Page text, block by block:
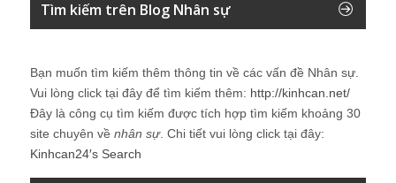
Tìm kiếm trên Blog Nhân sự
Bạn muốn tìm kiếm thêm thông tin về các vấn đề Nhân sự
Vui lòng click tại đây để tìm kiếm thêm: http://kinhcan.net/
Đây là công cụ tìm kiếm được tích hợp tìm kiếm khoảng 30
site chuyên về nhân sự. Chi tiết vui lòng click tại đây:
Kinhcan24′s Search